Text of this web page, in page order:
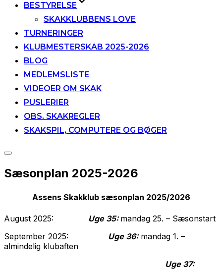
BESTYRELSE
SKAKKLUBBENS LOVE
TURNERINGER
KLUBMESTERSKAB 2025-2026
BLOG
MEDLEMSLISTE
VIDEOER OM SKAK
PUSLERIER
OBS. SKAKREGLER
SKAKSPIL, COMPUTERE OG BØGER
Slå
i
sidekolonne
Sæsonplan 2025-2026
Assens Skakklub sæsonplan 2025/2026
August 2025: Uge 35:mandag 25. – Sæsonstart
September 2025: Uge 36:mandag 1. –
almindelig klubaften
Uge 37: